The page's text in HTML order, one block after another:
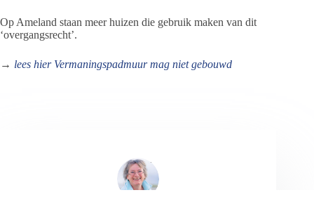
Op Ameland staan meer huizen die gebruik maken van dit
‘overgangsrecht’.
→ lees hier Vermaningspadmuur mag niet gebouwd